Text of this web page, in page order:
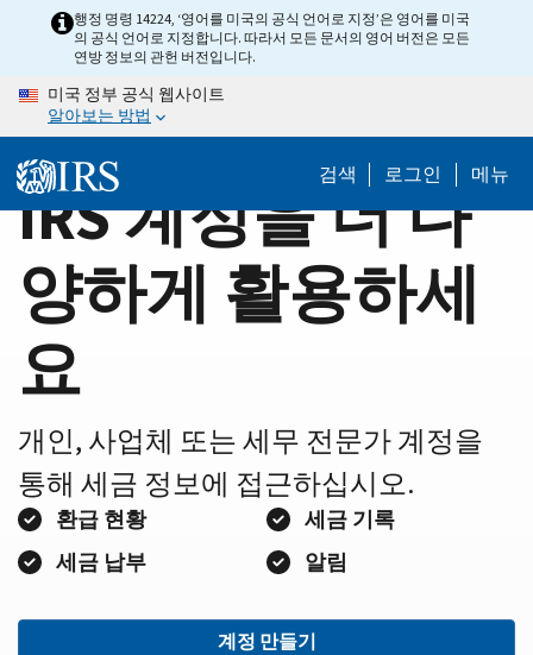
content
Home행정 명령 14224, ‘영어를 미국의 공식 언어로 지정’은 영어를 미국
의 공식 언어로 지정합니다. 따라서 모든 문서의 영어 버전은 모든
연방 정보의 관헌 버전입니다.
미국 정부 공식 웹사이트
알아보는 방법
검색 로그인 메뉴
IRS 계정을 더 다
양하게 활용하세
요
개인, 사업체 또는 세무 전문가 계정을
통해 세금 정보에 접근하십시오.
환급 현황
세금 기록
세금 납부
알림
계정 만들기